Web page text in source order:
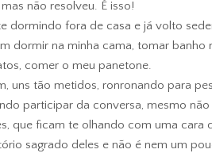
não resolveu. É isso!
dormindo fora de casa e já volto
dormir na minha cama, tomar banho
comer o meu panetone.
uns tão metidos, ronronando para
participar da conversa, mesmo
que ficam te olhando com uma cara
sagrado deles e não é nem um